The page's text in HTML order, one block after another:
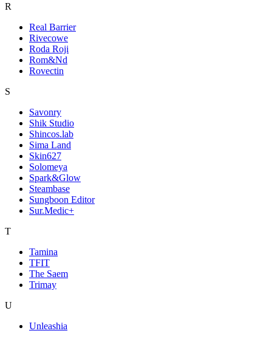
R
Real Barrier
Rivecowe
Roda Roji
Rom&Nd
Rovectin
S
Savonry
Shik Studio
Shincos.lab
Sima Land
Skin627
Solomeya
Spark&Glow
Steambase
Sungboon Editor
Sur.Medic+
T
Tamina
TFIT
The Saem
Trimay
U
Unleashia